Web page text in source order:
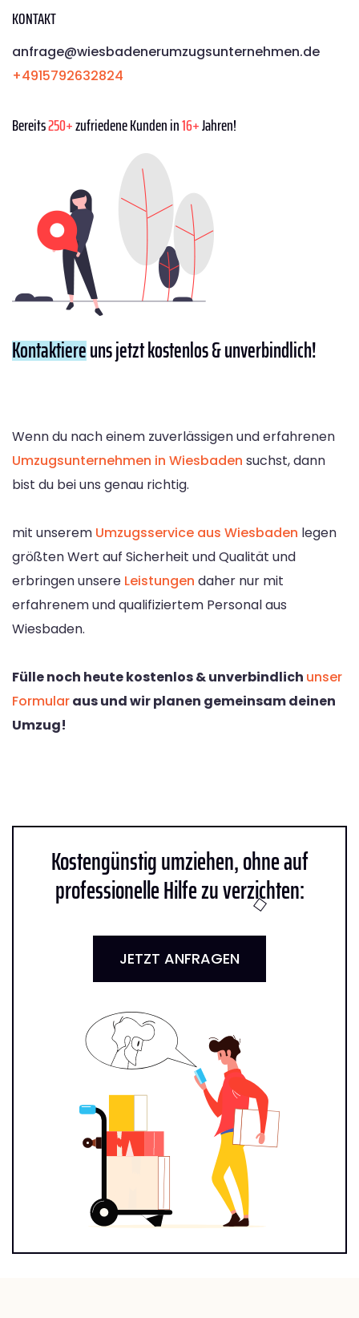
KONTAKT
anfrage@wiesbadenerumzugsunternehmen.de
+4915792632824
Bereits250+zufriedene Kunden in16+Jahren!
Kontaktiereuns jetzt kostenlos & unverbindlich!
Wenn du nach einem zuverlässigen und erfahrenen
Umzugsunternehmen in Wiesbaden suchst, dann
bist du bei uns genau richtig.
mit unserem Umzugsservice aus Wiesbaden legen
größten Wert auf Sicherheit und Qualität und
erbringen unsere Leistungen daher nur mit
erfahrenem und qualifiziertem Personal aus
Wiesbaden.
Fülle noch heute kostenlos & unverbindlich unser
Formularaus und wir planen gemeinsam deinen
Umzug!
Kostengünstig umziehen, ohne auf
professionelle Hilfe zu verzichten:
JETZT ANFRAGEN